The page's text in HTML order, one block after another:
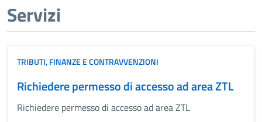
Servizi
TRIBUTI, FINANZE E CONTRAVVENZIONI
Richiedere permesso di accesso ad area ZTL
Richiedere permesso di accesso ad area ZTL